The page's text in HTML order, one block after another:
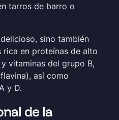
tarros de barro o
sino también
rica en proteínas de alto
vitaminas del grupo B,
así como
y D.
de la